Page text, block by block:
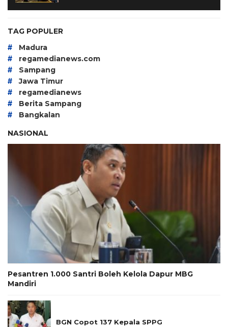
TAG POPULER
# Madura
# regamedianews.com
# Sampang
# Jawa Timur
# regamedianews
# Berita Sampang
#
Bangkalan
NASIONAL
Pesantren 1.000 Santri Boleh Kelola Dapur MBG
Mandiri
BGN Copot 137 Kepala SPPG